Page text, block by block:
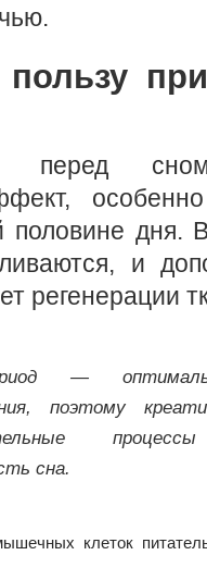
перед
половине
и
регенерации
—
поэтому
сна.
клеток